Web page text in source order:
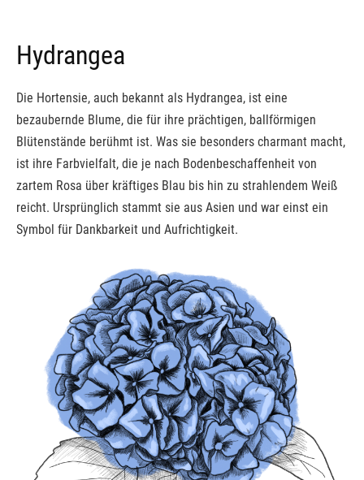
Hydrangea
Die Hortensie, auch bekannt als Hydrangea, ist eine
bezaubernde Blume, die für ihre prächtigen, ballförmigen
Blütenstände berühmt ist. Was sie besonders charmant macht,
ist ihre Farbvielfalt, die je nach Bodenbeschaffenheit von
zartem Rosa über kräftiges Blau bis hin zu strahlendem Weiß
reicht. Ursprünglich stammt sie aus Asien und war einst ein
Symbol für Dankbarkeit und Aufrichtigkeit.